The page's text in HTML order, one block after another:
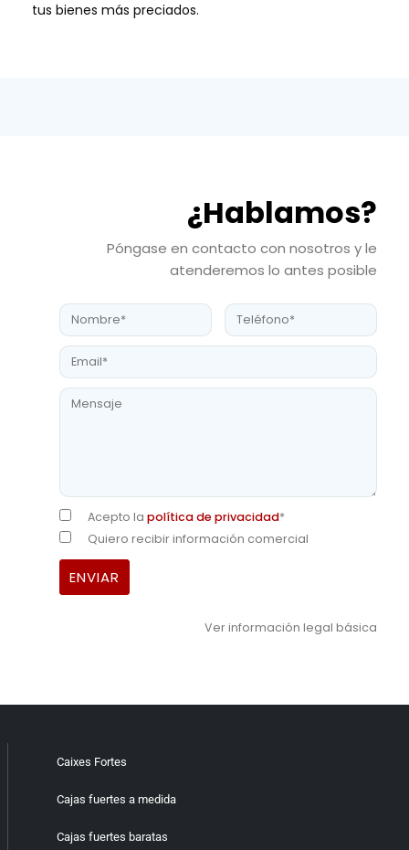
tus bienes más preciados.
¿Hablamos?
Póngase en contacto con nosotros y le
atenderemos lo antes posible
Acepto la política de privacidad*
Quiero recibir información comercial
Ver información legal básica
Caixes Fortes
Cajas fuertes a medida
Cajas fuertes baratas